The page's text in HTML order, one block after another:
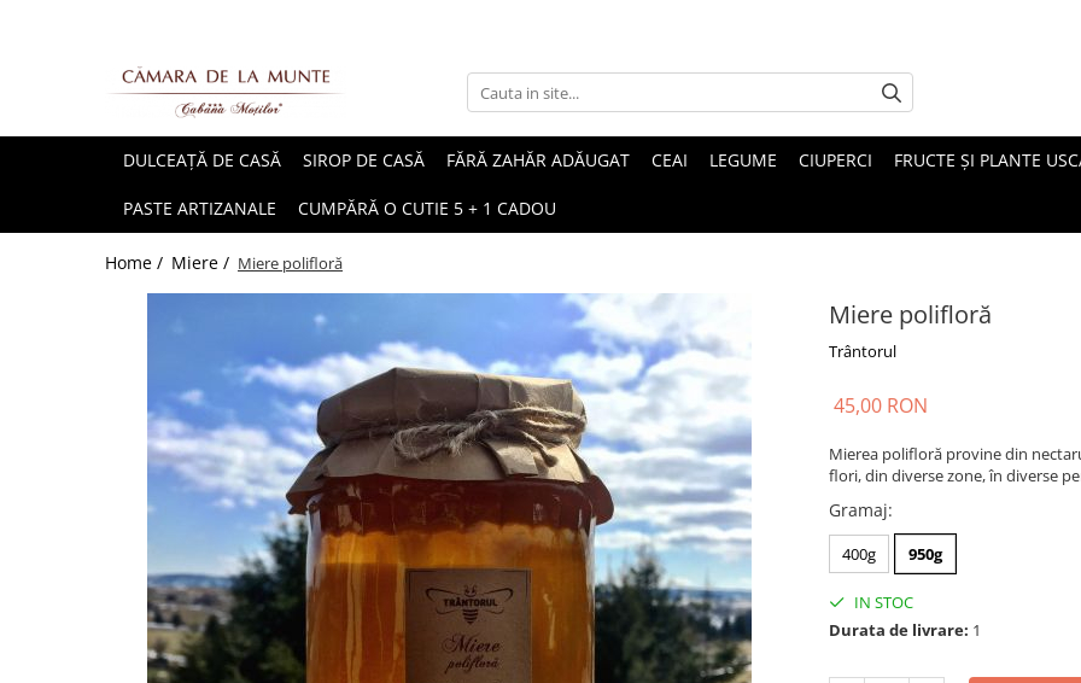
DULCEAȚĂ DE CASĂ SIROP DE CASĂ FĂRĂ ZAHĂR ADĂUGAT CEAI LEGUME CIUPERCI FRUCTE ȘI PLANTE
PASTE ARTIZANALE CUMPĂRĂ O CUTIE 5 + 1 CADOU
Home / Miere / Miere polifloră
Miere polifloră
Trântorul
45,00 RON
Mierea polifloră provine din
flori, din diverse zone, în diverse
Gramaj:
400g 950g
IN STOC
Durata de livrare: 1